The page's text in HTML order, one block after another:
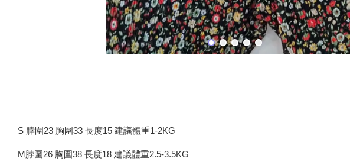
S 脖圍23 胸圍33 長度15 建議體重1-2KG
M脖圍26 胸圍38 長度18 建議體重2.5-3.5KG